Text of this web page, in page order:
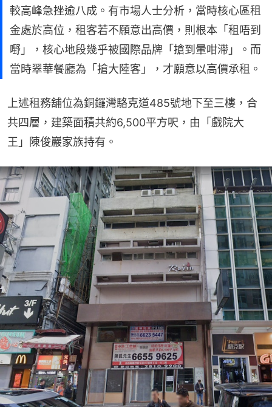
較高峰急挫逾八成。有市場人士分析，當時核心區租
金處於高位，租客若不願意出高價，則根本「租唔到
嘢」，核心地段幾乎被國際品牌「搶到暈咁滯」。而
當時翠華餐廳為「搶大陸客」，才願意以高價承租。
上述租務舖位為銅鑼灣駱克道485號地下至三樓，合
共四層，建築面積共約6,500平方呎，由「戲院大
王」陳俊巖家族持有。